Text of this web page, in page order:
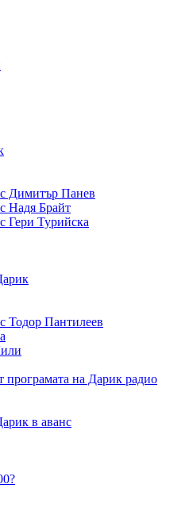
Димитър Панев
Надя Брайт
Гери Турийска
Тодор Пантилеев
програмата на Дарик радио
в аванс